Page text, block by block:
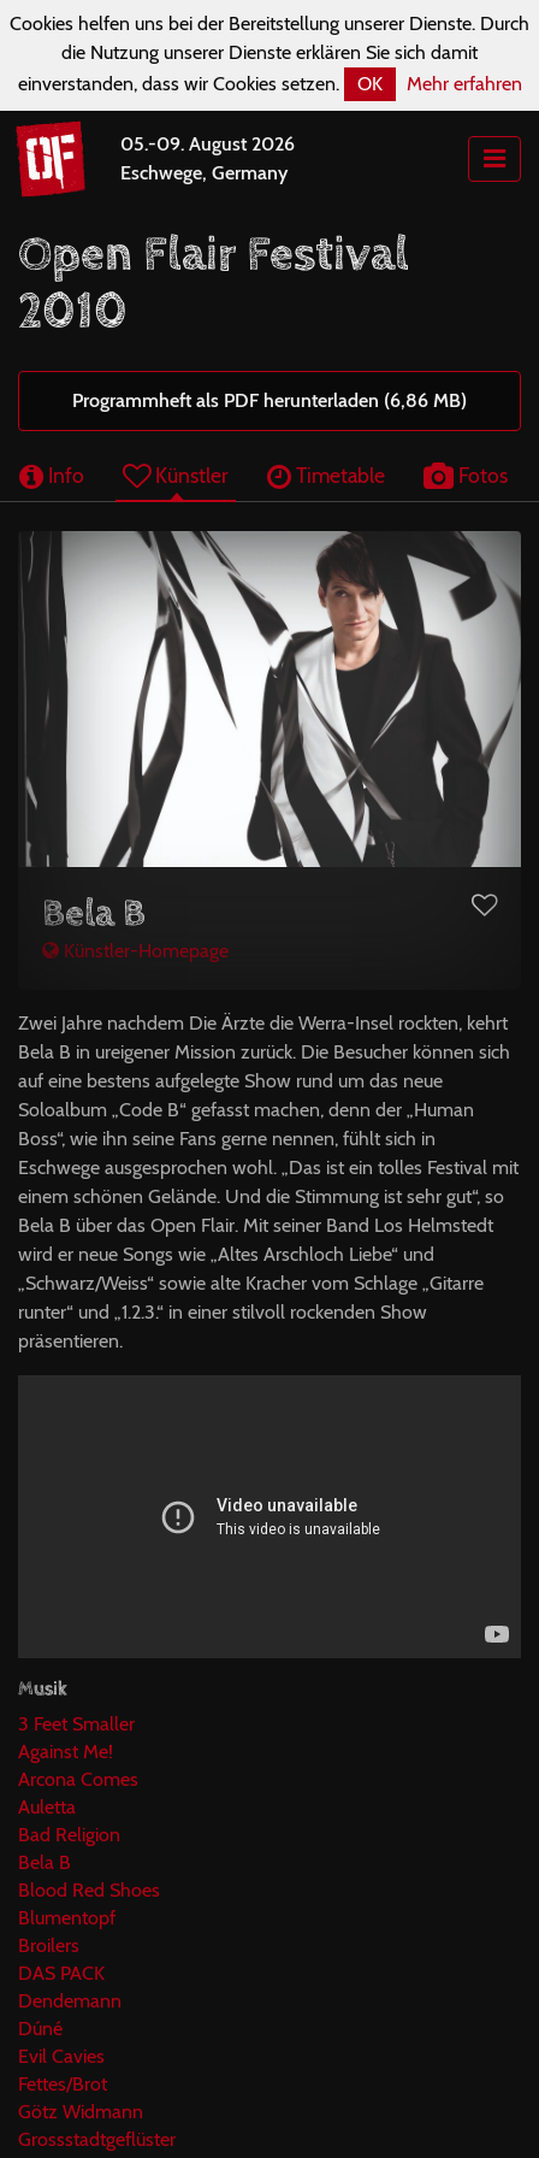
Cookies helfen uns bei der Bereitstellung unserer Dienste. Durch
die Nutzung unserer Dienste erklären Sie sich damit
einverstanden, dass wir Cookies setzen.
OK Mehr erfahren
05.-09. August 2026
Eschwege, Germany
Open Flair Festival
2010
Programmheft als PDF herunterladen (6,86 MB)
Info Künstler Timetable Fotos
Bela B
Künstler-Homepage
Zwei Jahre nachdem Die Ärzte die Werra-Insel rockten, kehrt
Bela B in ureigener Mission zurück. Die Besucher können sich
auf eine bestens aufgelegte Show rund um das neue
Soloalbum „Code B“ gefasst machen, denn der „Human
Boss“, wie ihn seine Fans gerne nennen, fühlt sich in
Eschwege ausgesprochen wohl. „Das ist ein tolles Festival mit
einem schönen Gelände. Und die Stimmung ist sehr gut“, so
Bela B über das Open Flair. Mit seiner Band Los Helmstedt
wird er neue Songs wie „Altes Arschloch Liebe“ und
„Schwarz/Weiss“ sowie alte Kracher vom Schlage „Gitarre
runter“ und „1.2.3.“ in einer stilvoll rockenden Show
präsentieren.
Musik
3 Feet Smaller
Against Me!
Arcona Comes
Auletta
Bad Religion
Bela B
Blood Red Shoes
Blumentopf
Broilers
DAS PACK
Dendemann
Dúné
Evil Cavies
Fettes/Brot
Götz Widmann
Grossstadtgeflüster